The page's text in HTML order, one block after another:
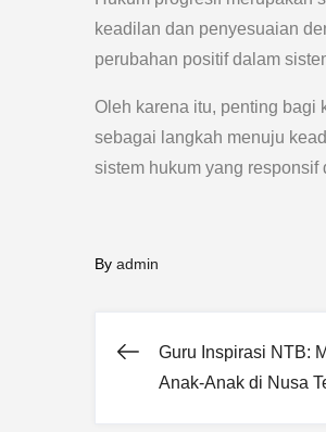
keadilan dan penyesuaian
perubahan positif dalam
Oleh karena itu, penting bagi
sebagai langkah menuju
sistem hukum yang
By admin
Post
Guru Inspirasi NTB:
Anak-Anak di Nusa